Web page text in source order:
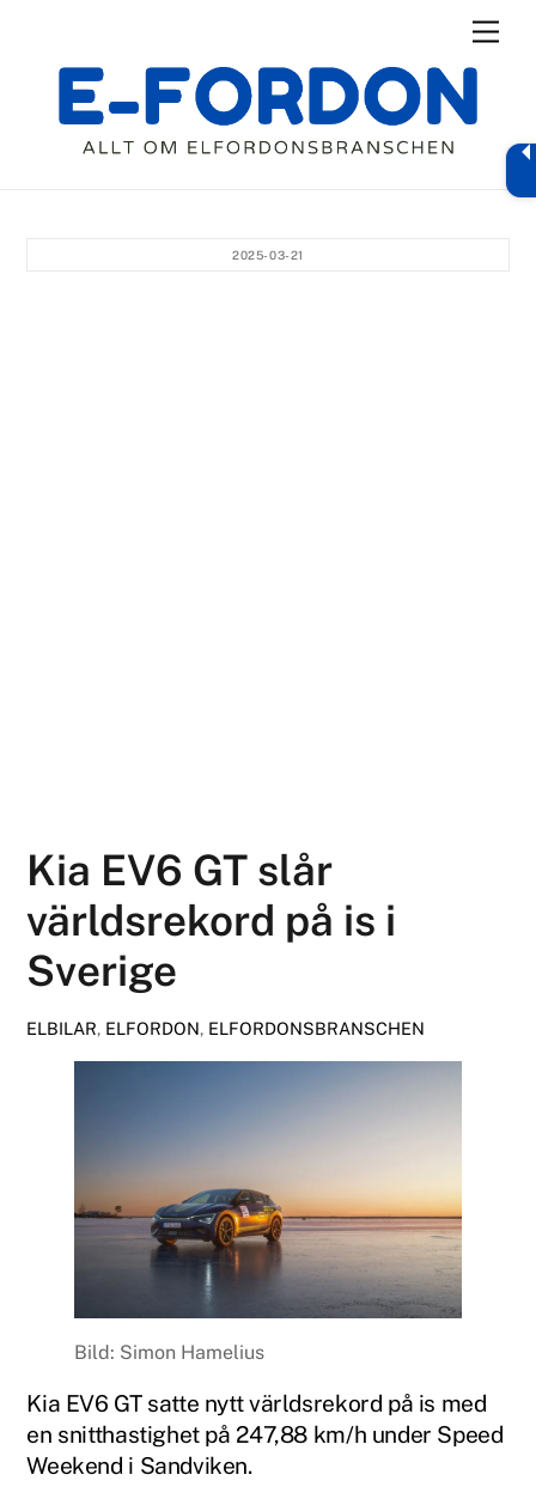
content
2025-03-21
Kia EV6 GT slår
världsrekord på is i
Sverige
ELBILAR, ELFORDON, ELFORDONSBRANSCHEN
Bild: Simon Hamelius
Kia EV6 GT satte nytt världsrekord på is med
en snitthastighet på 247,88 km/h under Speed
Weekend i Sandviken.